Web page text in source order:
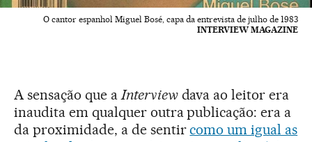
O cantor espanhol Miguel Bosé, capa da entrevista de julho de 1983
INTERVIEW MAGAZINE
A sensação que a Interviewdava ao leitor era
inaudita em qualquer outra publicação: era a
da proximidade, a de sentircomo um igual as